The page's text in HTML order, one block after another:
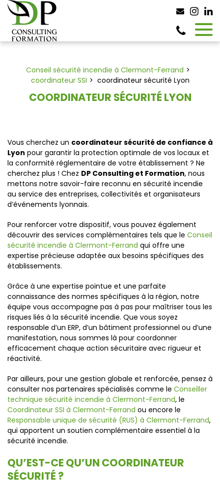
Conseil sécurité incendie à Clermont-Ferrand
coordinateur SSI
coordinateur sécurité Lyon
COORDINATEUR SÉCURITÉ LYON
Vous cherchez un coordinateur sécurité de confiance à
Lyon pour garantir la protection optimale de vos locaux et
la conformité réglementaire de votre établissement ? Ne
cherchez plus ! Chez DP Consulting et Formation, nous
mettons notre savoir-faire reconnu en sécurité incendie
au service des entreprises, collectivités et organisateurs
d’événements lyonnais.
Pour renforcer votre dispositif, vous pouvez également
découvrir des services complémentaires tels que le Conseil
sécurité incendie à Clermont-Ferrand qui offre une
expertise précieuse adaptée aux besoins spécifiques des
établissements.
Grâce à une expertise pointue et une parfaite
connaissance des normes spécifiques à la région, notre
équipe vous accompagne pas à pas pour maîtriser tous les
risques liés à la sécurité incendie. Que vous soyez
responsable d’un ERP, d’un bâtiment professionnel ou d’une
manifestation, nous sommes là pour coordonner
efficacement chaque action sécuritaire avec rigueur et
réactivité.
Par ailleurs, pour une gestion globale et renforcée, pensez à
consulter nos partenaires spécialisés comme le Conseiller
technique sécurité incendie à Clermont-Ferrand, le
Coordinateur SSI à Clermont-Ferrand ou encore le
Responsable unique de sécurité (RUS) à Clermont-Ferrand,
qui apportent un soutien complémentaire essentiel à la
sécurité incendie.
QU’EST-CE QU’UN COORDINATEUR
SÉCURITÉ ?
Panneau de gestion des cookies